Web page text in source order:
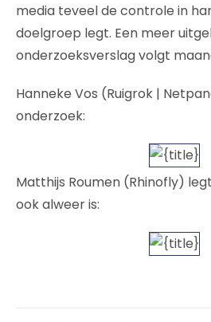
media teveel de controle in
doelgroep legt. Een meer
onderzoeksverslag volgt
Hanneke Vos (Ruigrok |
onderzoek:
Matthijs Roumen (Rhinofly)
ook alweer is: